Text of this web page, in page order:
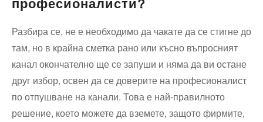
Разбира се, не е необходимо да чакате да се стигне до
там, но в крайна сметка рано или късно въпросният
канал окончателно ще се запуши и няма да ви остане
друг избор, освен да се доверите на професионалист
по отпушване на канали. Това е най-правилното
решение, което можете да вземете, защото фирмите,